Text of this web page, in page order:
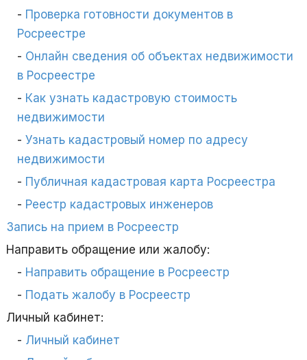
Проверка готовности документов в
Росреестре
Онлайн сведения об объектах недвижимости
в Росреестре
Как узнать кадастровую стоимость
недвижимости
Узнать кадастровый номер по адресу
недвижимости
Публичная кадастровая карта Росреестра
Реестр кадастровых инженеров
Запись на прием в Росреестр
Направить обращение или жалобу:
Направить обращение в Росреестр
Подать жалобу в Росреестр
Личный кабинет:
Личный кабинет